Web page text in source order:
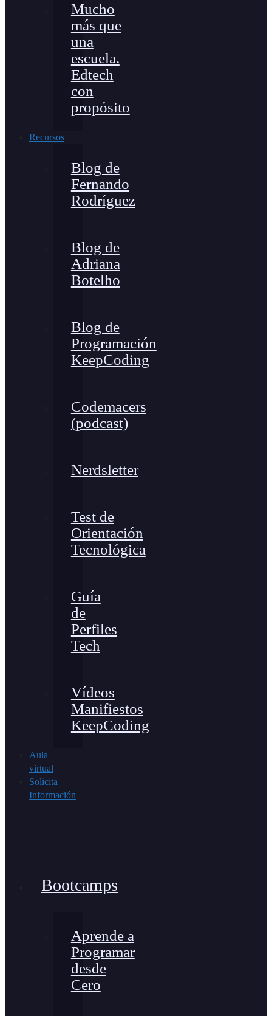
Mucho
más que
una
escuela.
Edtech
con
propósito
Recursos
Blog de
Fernando
Rodríguez
Blog de
Adriana
Botelho
Blog de
Programación
KeepCoding
Codemacers
(podcast)
Nerdsletter
Test de
Orientación
Tecnológica
Guía
de
Perfiles
Tech
Vídeos
Manifiestos
KeepCoding
Aula
virtual
Solicita
Información
Bootcamps
Aprende a
Programar
desde
Cero